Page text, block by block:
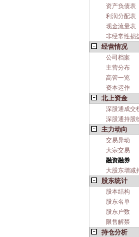
资产负债表
利润分配表
现金流量表
非经常性损
经营情况
公司档案
主营分布
高管一览
资本运作
北上资金
深股通成交
深股通持股
主力动向
交易异动
大宗交易
融资融券
大股东增减
股东统计
股本结构
股东名单
股东户数
限售解禁
持仓分析